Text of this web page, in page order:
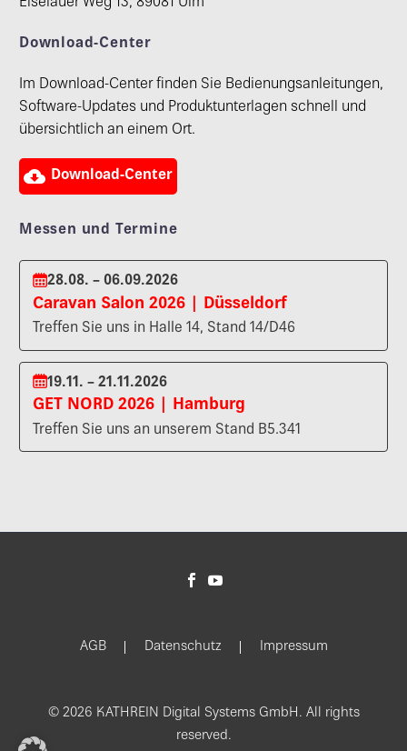
Eiselauer Weg 13, 89081 Ulm
Download-Center
Im Download-Center finden Sie Bedienungsanleitungen,
Software-Updates und Produktunterlagen schnell und
übersichtlich an einem Ort.
 Download-Center
Messen und Termine
28.08. – 06.09.2026
Caravan Salon 2026 | Düsseldorf
Treffen Sie uns in Halle 14, Stand 14/D46
19.11. – 21.11.2026
GET NORD 2026 | Hamburg
Treffen Sie uns an unserem Stand B5.341
AGB Datenschutz Impressum
© 2026 KATHREIN Digital Systems GmbH. All rights
reserved.